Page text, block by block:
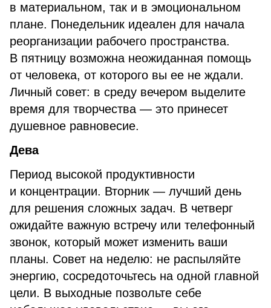
в материальном, так и в эмоциональном
плане. Понедельник идеален для начала
реорганизации рабочего пространства.
В пятницу возможна неожиданная помощь
от человека, от которого вы ее не ждали.
Личный совет: в среду вечером выделите
время для творчества — это принесет
душевное равновесие.
Дева
Период высокой продуктивности
и концентрации. Вторник — лучший день
для решения сложных задач. В четверг
ожидайте важную встречу или телефонный
звонок, который может изменить ваши
планы. Совет на неделю: не распыляйте
энергию, сосредоточьтесь на одной главной
цели. В выходные позвольте себе